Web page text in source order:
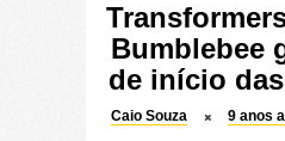
Bumblebee
de início
Caio Souza 9 anos